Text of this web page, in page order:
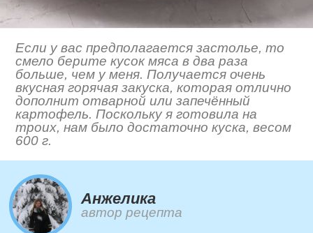
Если у вас предполагается застолье, то
смело берите кусок мяса в два раза
больше, чем у меня. Получается очень
вкусная горячая закуска, которая отлично
дополнит отварной или запечённый
картофель. Поскольку я готовила на
троих, нам было достаточно куска, весом
600 г.
Анжелика
автор рецепта